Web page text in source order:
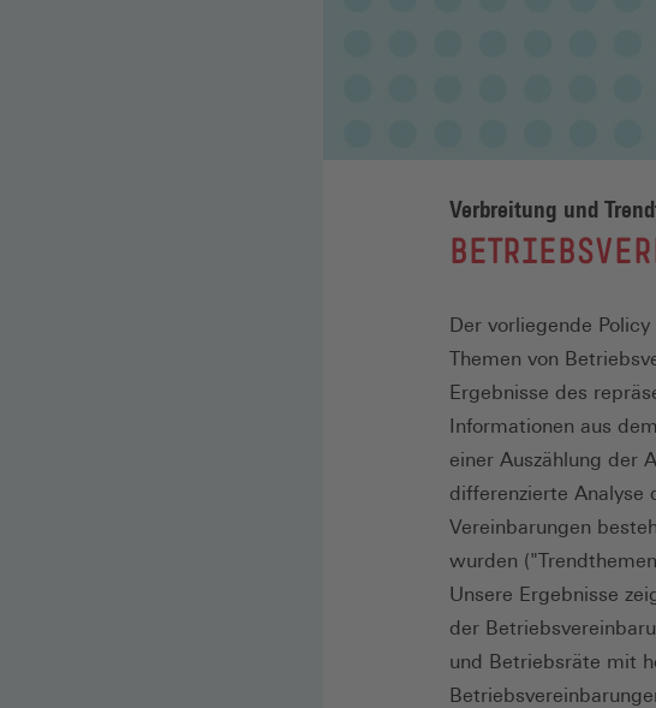
Verbreitung und
:
Der vorliegende
Themen von
Ergebnisse des
Informationen aus
einer Auszählung der
differenzierte Analyse
Vereinbarungen
wurden
Unsere Ergebnisse
der
und Betriebsräte mit